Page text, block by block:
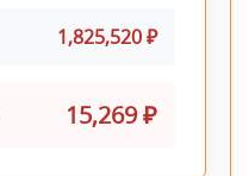
1,825,520 ₽
15,269 ₽